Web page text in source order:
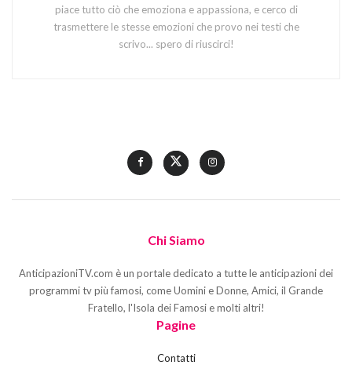
piace tutto ciò che emoziona e appassiona, e cerco di
trasmettere le stesse emozioni che provo nei testi che
scrivo... spero di riuscirci!
Chi Siamo
AnticipazioniTV.com è un portale dedicato a tutte le anticipazioni dei
programmi tv più famosi, come Uomini e Donne, Amici, il Grande
Fratello, l'Isola dei Famosi e molti altri!
Pagine
Contatti